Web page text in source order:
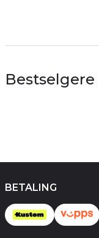
Bestselgere
BETALING